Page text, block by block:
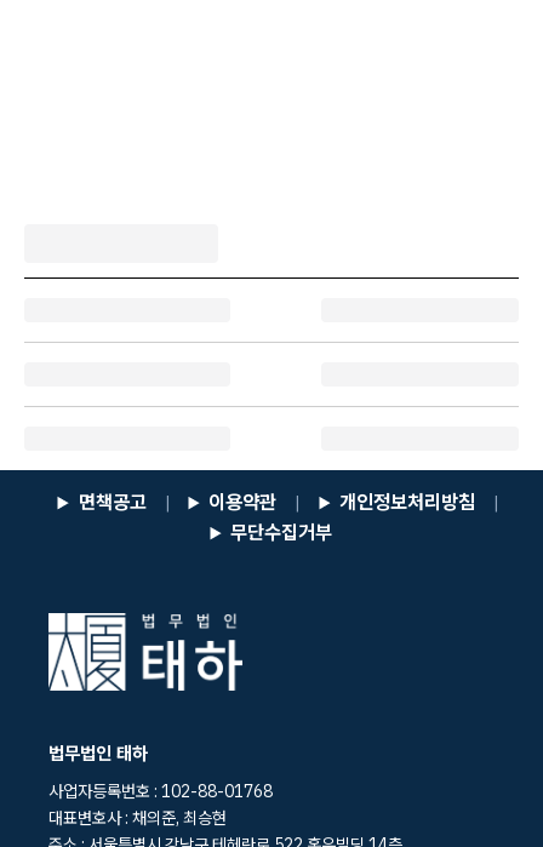
면책공고 이용약관 개인정보처리방침
무단수집거부
법무법인 태하
사업자등록번호 : 102-88-01768
대표변호사 : 채의준, 최승현